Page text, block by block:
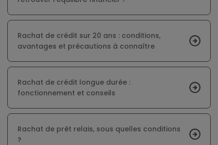
Rachat de crédit sur 20 ans : conditions,
avantages et précautions à connaître
Rachat de crédit longue durée :
fonctionnement et conseils
Rachat de prêt relais, sous quelles conditions
?